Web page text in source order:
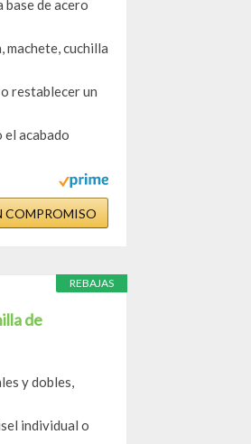
de acero
cuchilla
restablecer un
el acabado
COMPROMISO
REBAJAS
de
y dobles,
individual o